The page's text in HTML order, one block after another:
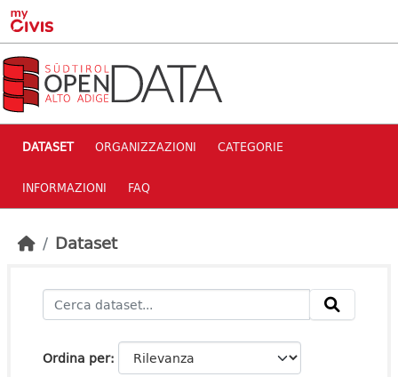
Skip to main content
DATASET ORGANIZZAZIONI CATEGORIE
INFORMAZIONI FAQ
Dataset
Ordina per